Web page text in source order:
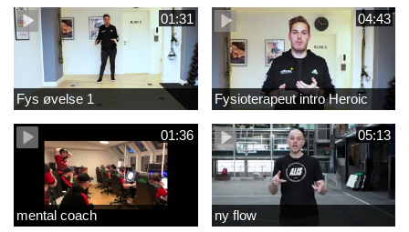
01:31
Fys øvelse 1
04:43
Fysioterapeut intro Heroic
01:36
mental coach
05:13
ny flow